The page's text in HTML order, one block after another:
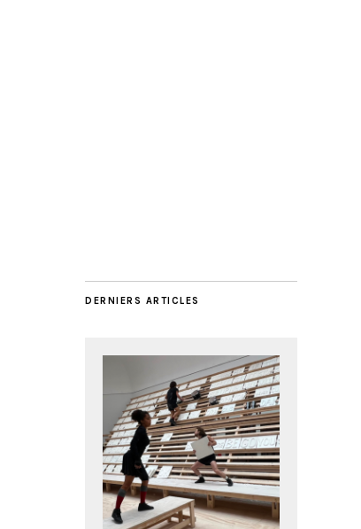
DERNIERS ARTICLES